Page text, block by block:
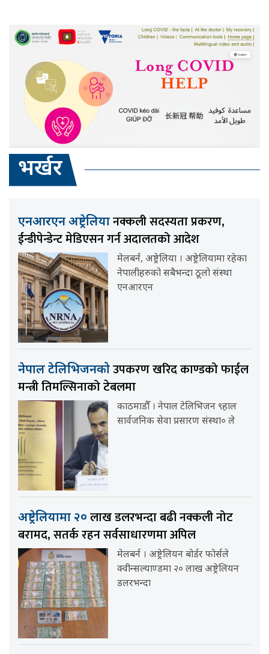
भर्खर
एनआरएन अष्ट्रेलियानक्कली सदस्यता प्रकरण,
ईन्डीपेन्डेन्ट मेडिएसन गर्न अदालतको आदेश
मेलबर्न, अष्ट्रेलिया । अष्ट्रेलियामा रहेका
नेपालीहरुको सबैभन्दा ठूलो संस्था
एनआरएन
नेपाल टेलिभिजनकोउपकरण खरिद काण्डको फाईल
मन्त्री तिमल्सिनाको टेबलमा
काठमाडौँ । नेपाल टेलिभिजन ९हाल
सार्वजनिक सेवा प्रसारण संस्था० ले
अष्ट्रेलियामा २० लाख डलरभन्दा बढी नक्कली नोट
बरामद, सतर्क रहन सर्वसाधारणमा अपिल
मेलबर्न । अष्ट्रेलियन बोर्डर फोर्सले
क्वीन्सल्याण्डमा २० लाख अष्ट्रेलियन
डलरभन्दा